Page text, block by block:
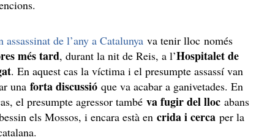
assassinat de l’any a Catalunya va tenir lloc només
més tard, durant la nit de Reis, a l’Hospitalet de
. En aquest cas la víctima i el presumpte assassí van
unaforta discussió que va acabar a ganivetades. En
el presumpte agressor tambéva fugir del lloc abans
els Mossos, i encara està encrida i cercaper la